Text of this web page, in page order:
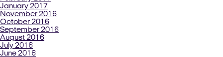
January 2017
November 2016
October 2016
September 2016
August 2016
July 2016
June 2016